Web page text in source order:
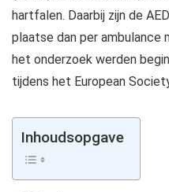
hartfalen. Daarbij zijn de
plaatse dan per ambulance
het onderzoek werden
tijdens het European
Inhoudsopgave